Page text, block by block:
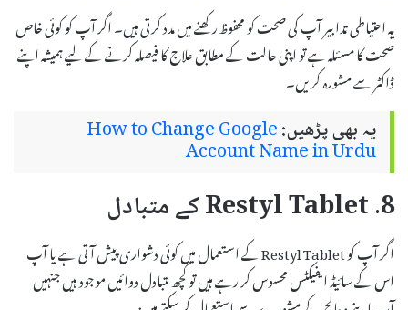
یہ احتیاطی تدابیر آپ کی صحت کو محفوظ رکھنے میں مدد کرتی ہیں۔ اگر آپ کو کوئی خاص
صحت کا مسئلہ ہے تو اپنی حالت کے مطابق علاج کا فیصلہ کرنے کے لیے ہمیشہ اپنے
ڈاکٹر سے مشورہ کریں۔
یہ بھی پڑھیں:How to Change Google
Account Name in Urdu
8. Restyl Tablet کے متبادل
اگر آپ کو Restyl Tablet کے استعمال میں کوئی دشواری پیش آتی ہے یا آپ
اس کے سائیڈ ایفیکٹس محسوس کر رہے ہیں تو کچھ متبادل دوائیں موجود ہیں جنہیں